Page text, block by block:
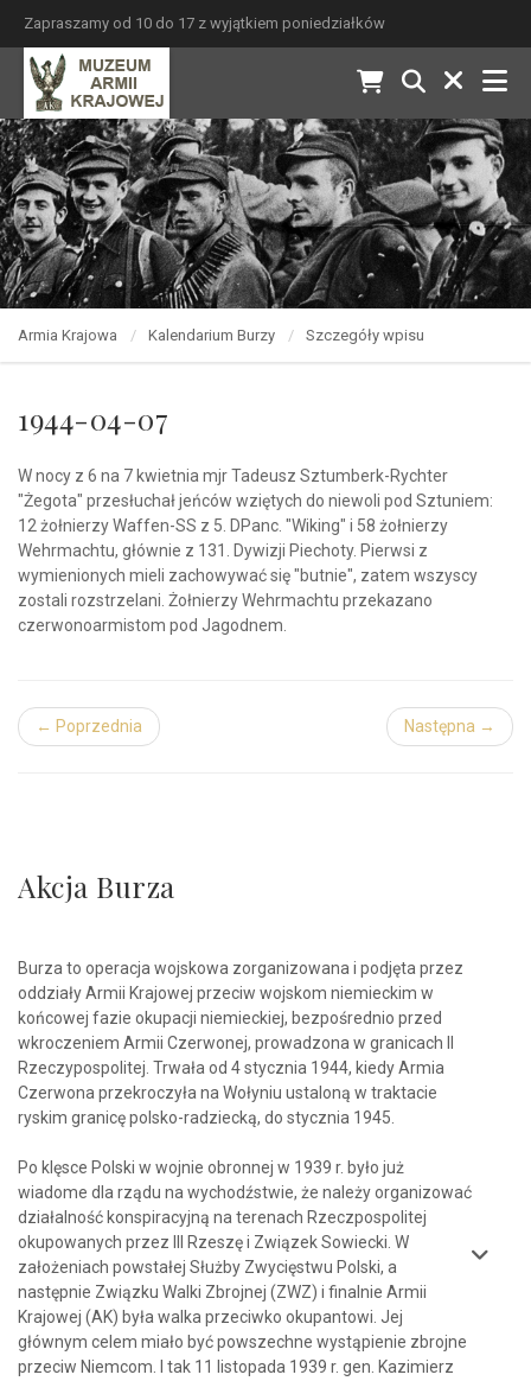
Zapraszamy od 10 do 17 z wyjątkiem poniedziałków
Armia Krajowa Kalendarium Burzy Szczegóły wpisu
1944-04-07
W nocy z 6 na 7 kwietnia mjr Tadeusz Sztumberk-Rychter
"Żegota" przesłuchał jeńców wziętych do niewoli pod Sztuniem:
12 żołnierzy Waffen-SS z 5. DPanc. "Wiking" i 58 żołnierzy
Wehrmachtu, głównie z 131. Dywizji Piechoty. Pierwsi z
wymienionych mieli zachowywać się "butnie", zatem wszyscy
zostali rozstrzelani. Żołnierzy Wehrmachtu przekazano
czerwonoarmistom pod Jagodnem.
← Poprzednia Następna →
Akcja Burza
Burza to operacja wojskowa zorganizowana i podjęta przez
oddziały Armii Krajowej przeciw wojskom niemieckim w
końcowej fazie okupacji niemieckiej, bezpośrednio przed
wkroczeniem Armii Czerwonej, prowadzona w granicach II
Rzeczypospolitej. Trwała od 4 stycznia 1944, kiedy Armia
Czerwona przekroczyła na Wołyniu ustaloną w traktacie
ryskim granicę polsko-radziecką, do stycznia 1945.
Po klęsce Polski w wojnie obronnej w 1939 r. było już
wiadome dla rządu na wychodźstwie, że należy organizować
działalność konspiracyjną na terenach Rzeczpospolitej
okupowanych przez III Rzeszę i Związek Sowiecki. W
założeniach powstałej Służby Zwycięstwu Polski, a
następnie Związku Walki Zbrojnej (ZWZ) i finalnie Armii
Krajowej (AK) była walka przeciwko okupantowi. Jej
głównym celem miało być powszechne wystąpienie zbrojne
przeciw Niemcom. I tak 11 listopada 1939 r. gen. Kazimierz